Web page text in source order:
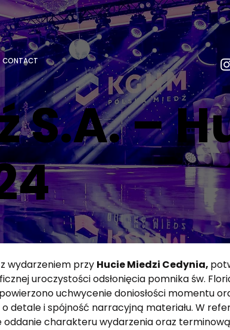
CONTACT
S.A. –
wydarzeniem przy Hucie Miedzi Cedynia,
uroczystości odsłonięcia pomnika św.
uchwycenie doniosłości momentu
detale i spójność narracyjną materiału. W
charakteru wydarzenia oraz